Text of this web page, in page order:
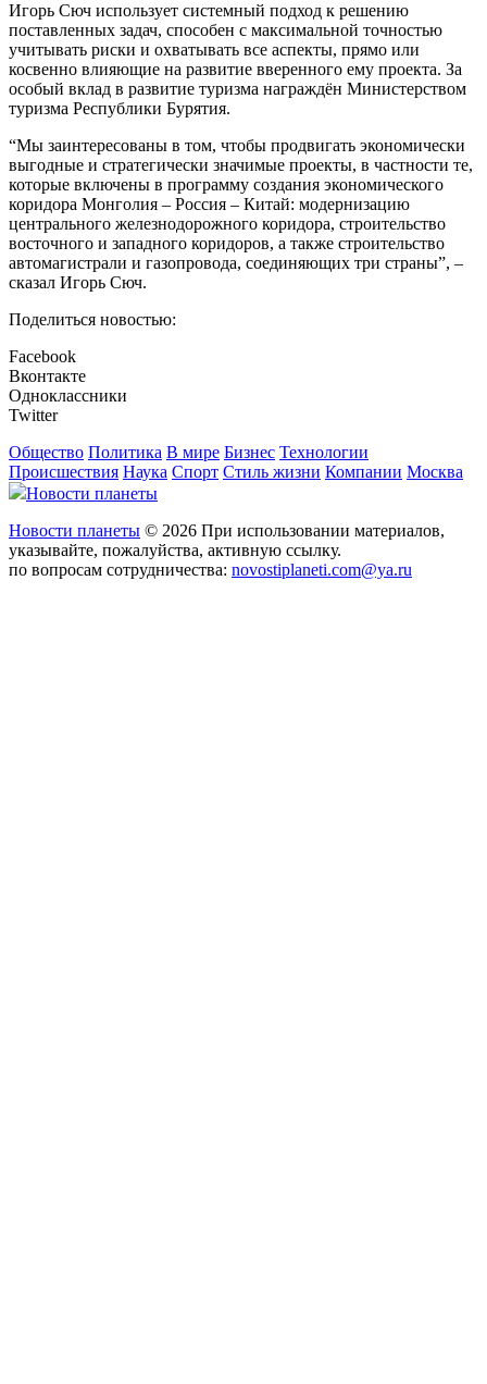
Игорь Сюч использует системный подход к решению
поставленных задач, способен с максимальной точностью
учитывать риски и охватывать все аспекты, прямо или
косвенно влияющие на развитие вверенного ему проекта. За
особый вклад в развитие туризма награждён Министерством
туризма Республики Бурятия.
“Мы заинтересованы в том, чтобы продвигать экономически
выгодные и стратегически значимые проекты, в частности те,
которые включены в программу создания экономического
коридора Монголия – Россия – Китай: модернизацию
центрального железнодорожного коридора, строительство
восточного и западного коридоров, а также строительство
автомагистрали и газопровода, соединяющих три страны”, –
сказал Игорь Сюч.
Поделиться новостью:
Facebook
Вконтакте
Одноклассники
Twitter
Общество Политика В мире Бизнес Технологии
Происшествия Наука Спорт Стиль жизни Компании Москва
Новости планеты
Новости планеты © 2026 При использовании материалов,
указывайте, пожалуйства, активную ссылку.
по вопросам сотрудничества: novostiplaneti.com@ya.ru